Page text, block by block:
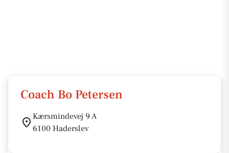
Coach Bo Petersen
Kærsmindevej 9 A
6100 Haderslev